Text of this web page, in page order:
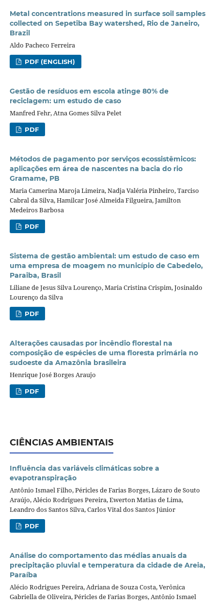
Metal concentrations measured in surface soil samples
collected on Sepetiba Bay watershed, Rio de Janeiro,
Brazil
Aldo Pacheco Ferreira
PDF (ENGLISH)
Gestão de resíduos em escola atinge 80% de
reciclagem: um estudo de caso
Manfred Fehr, Atna Gomes Silva Pelet
PDF
Métodos de pagamento por serviços ecossistêmicos:
aplicações em área de nascentes na bacia do rio
Gramame, PB
Maria Camerina Maroja Limeira, Nadja Valéria Pinheiro, Tarciso
Cabral da Silva, Hamilcar José Almeida Filgueira, Jamilton
Medeiros Barbosa
PDF
Sistema de gestão ambiental: um estudo de caso em
uma empresa de moagem no município de Cabedelo,
Paraiba, Brasil
Liliane de Jesus Silva Lourenço, Maria Cristina Crispim, Josinaldo
Lourenço da Silva
PDF
Alterações causadas por incêndio florestal na
composição de espécies de uma floresta primária no
sudoeste da Amazônia brasileira
Henrique José Borges Araujo
PDF
CIÊNCIAS AMBIENTAIS
Influência das variáveis climáticas sobre a
evapotranspiração
Antônio Ismael Filho, Péricles de Farias Borges, Lázaro de Souto
Araújo, Alécio Rodrigues Pereira, Ewerton Matias de Lima,
Leandro dos Santos Silva, Carlos Vital dos Santos Júnior
PDF
Análise do comportamento das médias anuais da
precipitação pluvial e temperatura da cidade de Areia,
Paraíba
Alécio Rodrigues Pereira, Adriana de Souza Costa, Verônica
Gabriella de Oliveira, Péricles de Farias Borges, Antônio Ismael